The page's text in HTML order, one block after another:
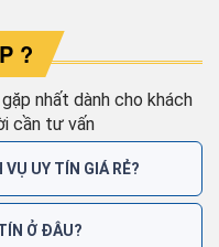
?
nhất dành cho khách
cần tư vấn
UY TÍN GIÁ RẺ?
Ở ĐÂU?